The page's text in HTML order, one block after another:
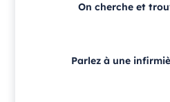
On cherche et
Parlez à une